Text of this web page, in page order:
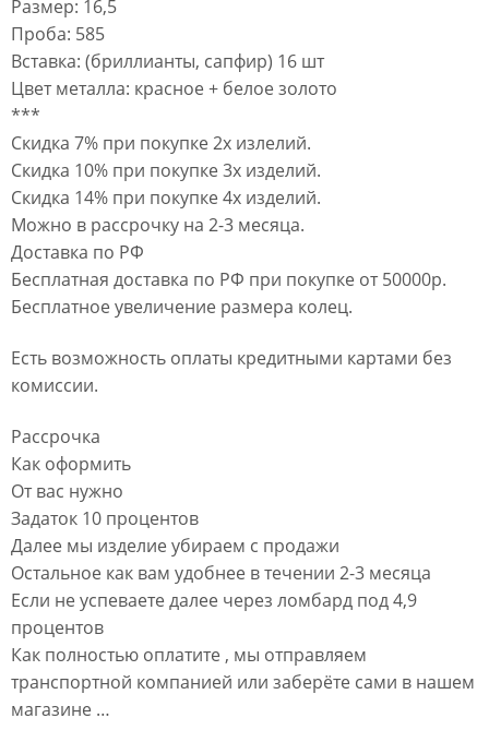
Размер: 16,5
Проба: 585
Вставка: (бриллианты, сапфир) 16 шт
Цвет металла: красное + белое золото
***
Скидка 7% при покупке 2х излелий.
Скидка 10% при покупке 3х изделий.
Скидка 14% при покупке 4х изделий.
Можно в рассрочку на 2-3 месяца.
Доставка по РФ
Бесплатная доставка по РФ при покупке от 50000р.
Бесплатное увеличение размера колец.
Есть возможность оплаты кредитными картами без
комиссии.
Рассрочка
Как оформить
От вас нужно
Задаток 10 процентов
Далее мы изделие убираем с продажи
Остальное как вам удобнее в течении 2-3 месяца
Если не успеваете далее через ломбард под 4,9
процентов
Как полностью оплатите , мы отправляем
транспортной компанией или заберёте сами в нашем
магазине …